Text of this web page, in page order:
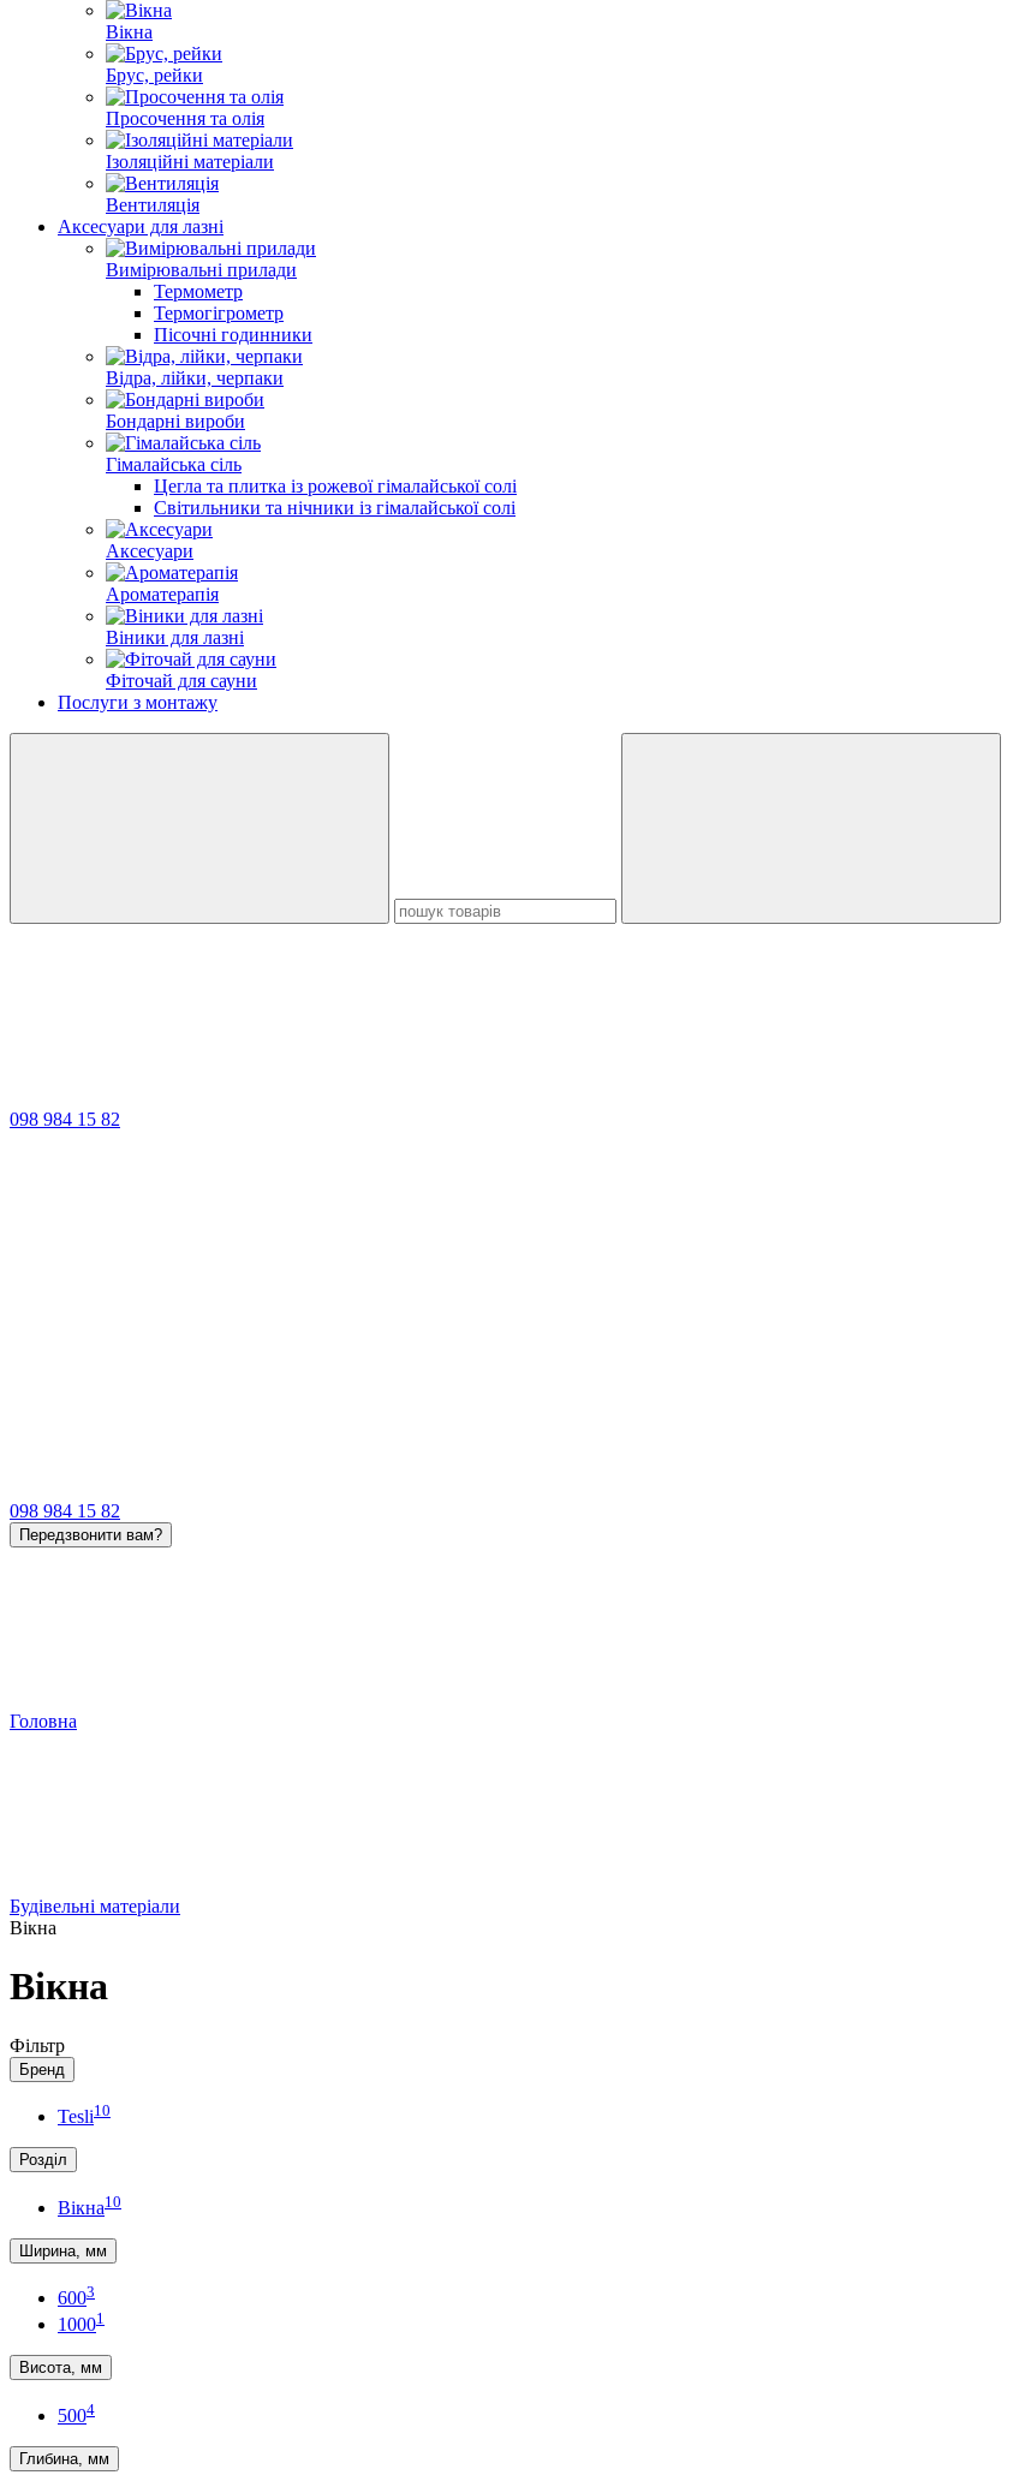
Вікна
Брус, рейки
Просочення та олія
Ізоляційні матеріали
Вентиляція
Аксесуари для лазні
Вимірювальні прилади
Термометр
Термогігрометр
Пісочні годинники
Відра, лійки, черпаки
Бондарні вироби
Гімалайська сіль
Цегла та плитка із рожевої гімалайської солі
Світильники та нічники із гімалайської солі
Аксесуари
Ароматерапія
Віники для лазні
Фіточай для сауни
Послуги з монтажу
098 984 15 82
098 984 15 82
Передзвонити вам?
Головна
Будівельні матеріали
Вікна
Вікна
Фільтр
Бренд
Tesli10
Розділ
Вікна10
Ширина, мм
6003
10001
Висота, мм
5004
Глибина, мм